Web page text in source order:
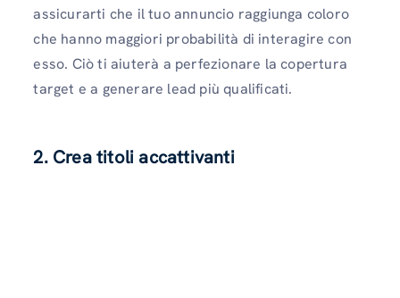
assicurarti che il tuo annuncio raggiunga coloro
che hanno maggiori probabilità di interagire con
esso. Ciò ti aiuterà a perfezionare la copertura
target e a generare lead più qualificati.
2. Crea titoli accattivanti